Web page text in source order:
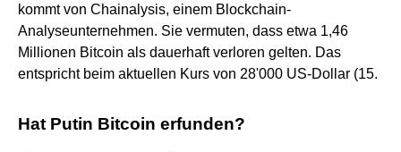
kommt von Chainalysis, einem Blockchain-
Analyseunternehmen. Sie vermuten, dass etwa 1,46
Millionen Bitcoin als dauerhaft verloren gelten. Das
entspricht beim aktuellen Kurs von 28'000 US-Dollar (15.
Hat Putin Bitcoin erfunden?